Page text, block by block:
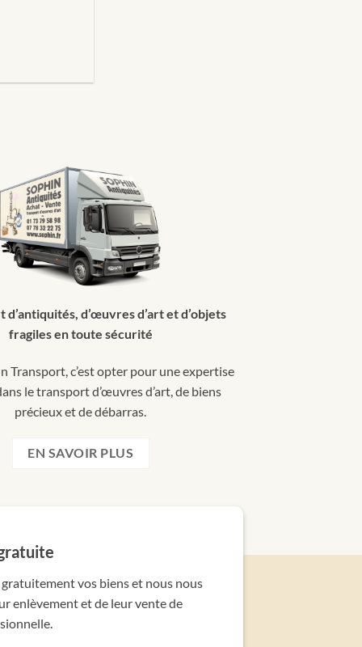
d’antiquités, d’œuvres d’art et d’objets
fragiles en toute sécurité
Transport, c’est opter pour une expertise
le transport d’œuvres d’art, de biens
précieux et de débarras.
EN SAVOIR PLUS
vos biens et nous nous
enlèvement et de leur vente de